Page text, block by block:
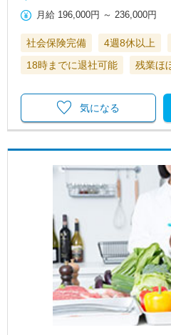
月給 196,000円 ～236,000円
社会保険完備 4週8休以上
18時までに退社可能
残業ほ
気になる